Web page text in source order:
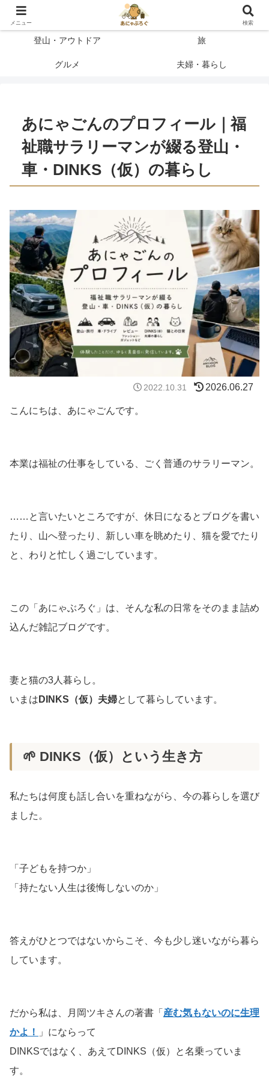
登って、使って、納得したことだけを書く
登山・アウトドア 旅
グルメ 夫婦・暮らし
あにゃごんのプロフィール｜福
祉職サラリーマンが綴る登山・
車・DINKS（仮）の暮らし
2022.10.31 2026.06.27
こんにちは、あにゃごんです。
本業は福祉の仕事をしている、ごく普通のサラリーマン。
……と言いたいところですが、休日になるとブログを書い
たり、山へ登ったり、新しい車を眺めたり、猫を愛でたり
と、わりと忙しく過ごしています。
この「あにゃぶろぐ」は、そんな私の日常をそのまま詰め
込んだ雑記ブログです。
妻と猫の3人暮らし。
いまは DINKS（仮）夫婦として暮らしています。
🌱 DINKS（仮）という生き方
私たちは何度も話し合いを重ねながら、今の暮らしを選び
ました。
「子どもを持つか」
「持たない人生は後悔しないのか」
答えがひとつではないからこそ、今も少し迷いながら暮ら
しています。
だから私は、月岡ツキさんの著書「 産む気もないのに生理
かよ！
」にならって
DINKSではなく、あえてDINKS（仮）と名乗っていま
す。
メニュー 検索